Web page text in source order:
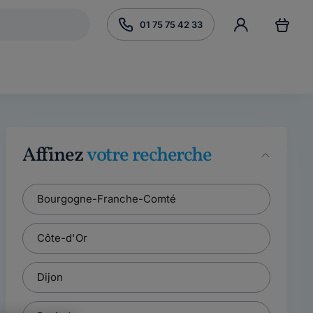
01 75 75 42 33
Affinezvotre recherche